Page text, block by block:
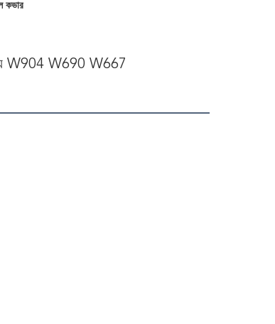
কভার
W904 W690 W667